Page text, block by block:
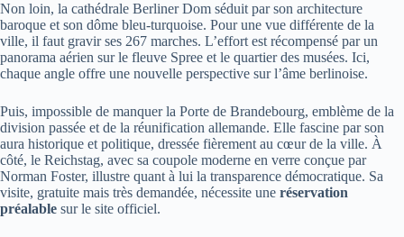
Non loin, la cathédrale Berliner Dom séduit par son architecture
baroque et son dôme bleu-turquoise. Pour une vue différente de la
ville, il faut gravir ses 267 marches. L’effort est récompensé par un
panorama aérien sur le fleuve Spree et le quartier des musées. Ici,
chaque angle offre une nouvelle perspective sur l’âme berlinoise.
Puis, impossible de manquer la Porte de Brandebourg, emblème de la
division passée et de la réunification allemande. Elle fascine par son
aura historique et politique, dressée fièrement au cœur de la ville. À
côté, le Reichstag, avec sa coupole moderne en verre conçue par
Norman Foster, illustre quant à lui la transparence démocratique. Sa
visite, gratuite mais très demandée, nécessite une réservation
préalable sur le site officiel.